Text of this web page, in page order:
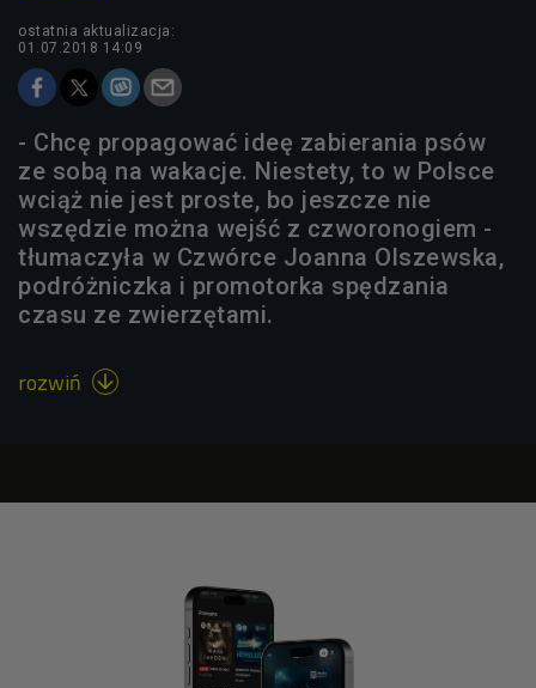
ostatnia aktualizacja:
01.07.2018 14:09
- Chcę propagować ideę zabierania psów
ze sobą na wakacje. Niestety, to w Polsce
wciąż nie jest proste, bo jeszcze nie
wszędzie można wejść z czworonogiem -
tłumaczyła w Czwórce Joanna Olszewska,
podróżniczka i promotorka spędzania
czasu ze zwierzętami.
rozwiń 